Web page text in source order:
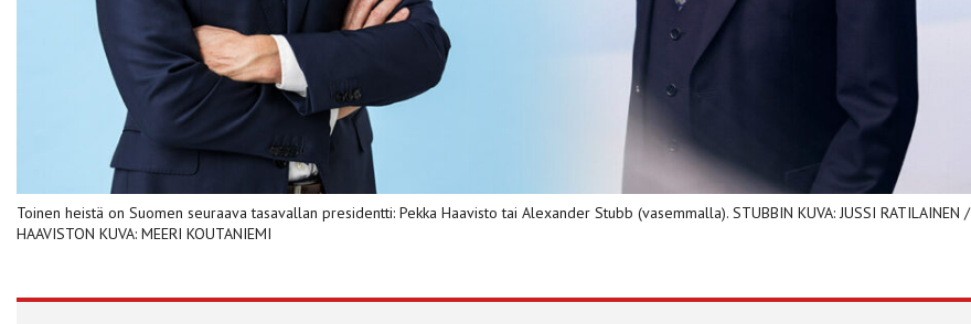
Toinen heistä on Suomen seuraava tasavallan presidentti: Pekka Haavisto tai Alexander Stubb (vasemmalla). STUBBIN KUVA: JUSSI RATILAINEN /
HAAVISTON KUVA: MEERI KOUTANIEMI